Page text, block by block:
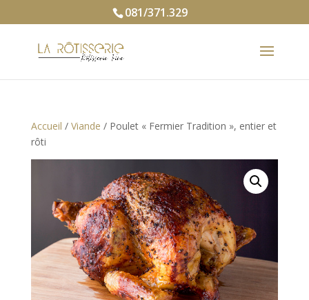
081/371.329
Accueil / Viande / Poulet « Fermier Tradition », entier et
rôti